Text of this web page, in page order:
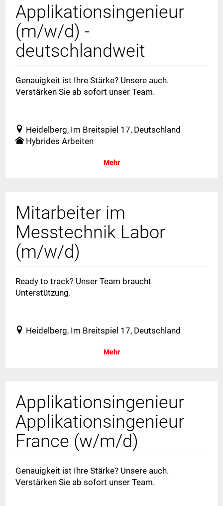
Applikationsingenieur
(m/w/d) -
deutschlandweit
Genauigkeit ist Ihre Stärke? Unsere auch.
Verstärken Sie ab sofort unser Team.
Heidelberg, Im Breitspiel 17, Deutschland
Hybrides Arbeiten
Mehr
Mitarbeiter im
Messtechnik Labor
(m/w/d)
Ready to track? Unser Team braucht
Unterstützung.
Heidelberg, Im Breitspiel 17, Deutschland
Mehr
Applikationsingenieur
Applikationsingenieur
France (w/m/d)
Genauigkeit ist Ihre Stärke? Unsere auch.
Verstärken Sie ab sofort unser Team.